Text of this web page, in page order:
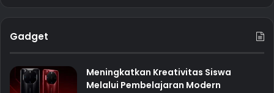
Gadget
Meningkatkan Kreativitas Siswa
Melalui Pembelajaran Modern